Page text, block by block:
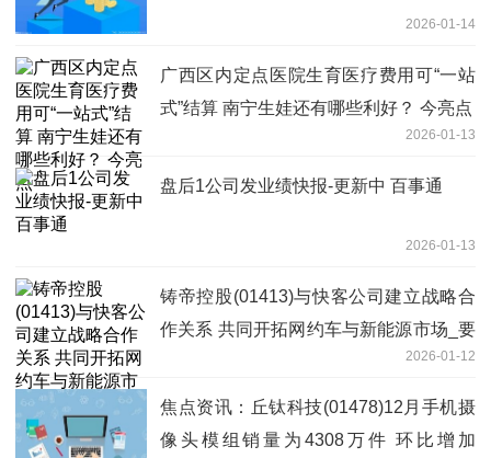
2026-01-14
广西区内定点医院生育医疗费用可“一站
式”结算 南宁生娃还有哪些利好？ 今亮点
2026-01-13
盘后1公司发业绩快报-更新中 百事通
2026-01-13
铸帝控股(01413)与快客公司建立战略合
作关系 共同开拓网约车与新能源市场_要
2026-01-12
焦点资讯：丘钛科技(01478)12月手机摄
像头模组销量为4308万件 环比增加